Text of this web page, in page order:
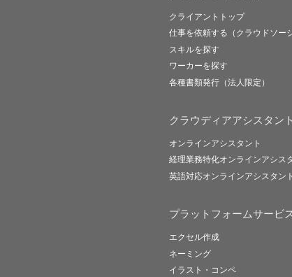
クライアントトップ
仕事を依頼する（クラウドソー
スキルを探す
ワーカーを探す
各種書類発行（法人限定）
クラウディアアシスタント
オンラインアシスタント
経理業務特化オンラインアシス
英語対応オンラインアシスタント
プラットフォームサービス
エクセル作成
ネーミング
イラスト・コンペ